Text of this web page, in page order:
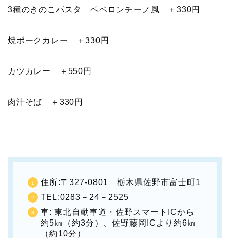
3種のきのこパスタ ペペロンチーノ風 ＋330円
焼ポークカレー ＋330円
カツカレー ＋550円
肉汁そば ＋330円
住所:〒327-0801 栃木県佐野市富士町1
TEL:0283－24－2525
車: 東北自動車道・佐野スマートICから
約5㎞（約3分）、佐野藤岡ICより約6㎞
（約10分）